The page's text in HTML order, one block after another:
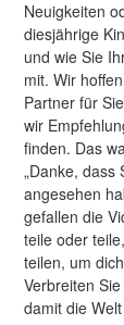
Neuigkeiten
diesjährige
und wie Sie
mit. Wir
Partner für
wir
finden. Das
„Danke, dass
angesehen
gefallen die
teile oder
teilen, um
Verbreiten
damit die